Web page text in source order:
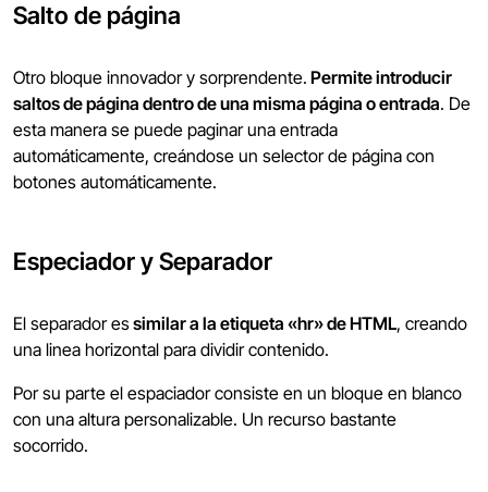
Salto de página
Otro bloque innovador y sorprendente. Permite introducir
saltos de página dentro de una misma página o entrada. De
esta manera se puede paginar una entrada
automáticamente, creándose un selector de página con
botones automáticamente.
Especiador y Separador
El separador essimilar a la etiqueta «hr» de HTML, creando
una linea horizontal para dividir contenido.
Por su parte el espaciador consiste en un bloque en blanco
con una altura personalizable. Un recurso bastante
socorrido.